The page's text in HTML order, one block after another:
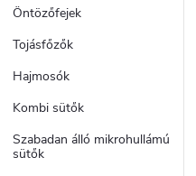
Öntözőfejek
Tojásfőzők
Hajmosók
Kombi sütők
Szabadan álló mikrohullámú
sütők